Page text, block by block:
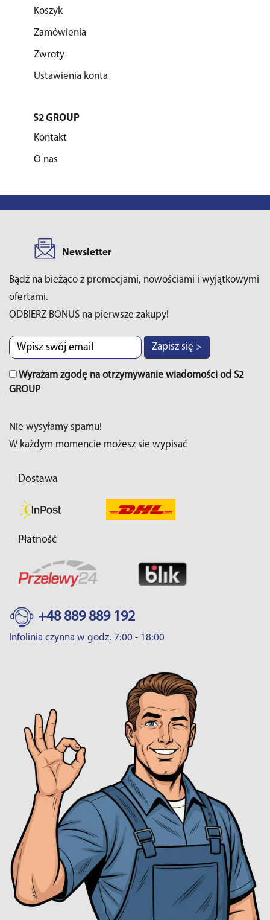
Koszyk
Zamówienia
Zwroty
Ustawienia konta
S2 GROUP
Kontakt
O nas
Newsletter
Bądź na bieżąco z promocjami, nowościami i wyjątkowymi
ofertami.
ODBIERZ BONUS na pierwsze zakupy!
Zapisz się >
Wyrażam zgodę na otrzymywanie wiadomości od S2
GROUP
Nie wysyłamy spamu!
W każdym momencie możesz sie wypisać
Dostawa
Płatność
+48 889 889 192
Infolinia czynna w godz. 7:00 - 18:00